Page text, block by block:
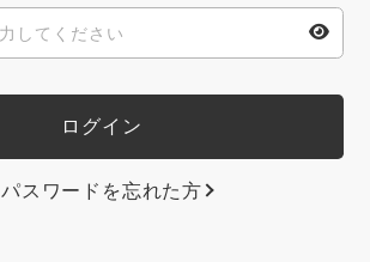
パスワードを忘れた方